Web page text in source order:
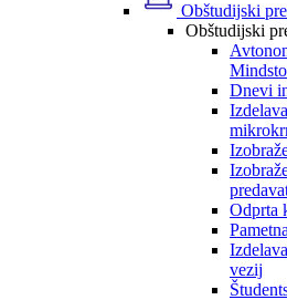
Obštudijski
Obštudijski
Dnevi
Odprta
vezij